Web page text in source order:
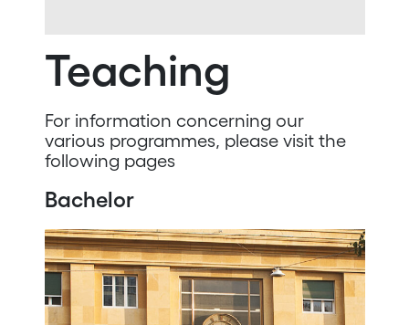
Teaching
For information concerning our
various programmes, please visit the
following pages
Bachelor